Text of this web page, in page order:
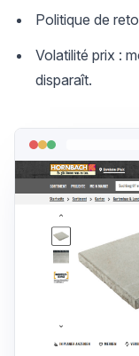
Politique de
Volatilité prix :
disparaît.